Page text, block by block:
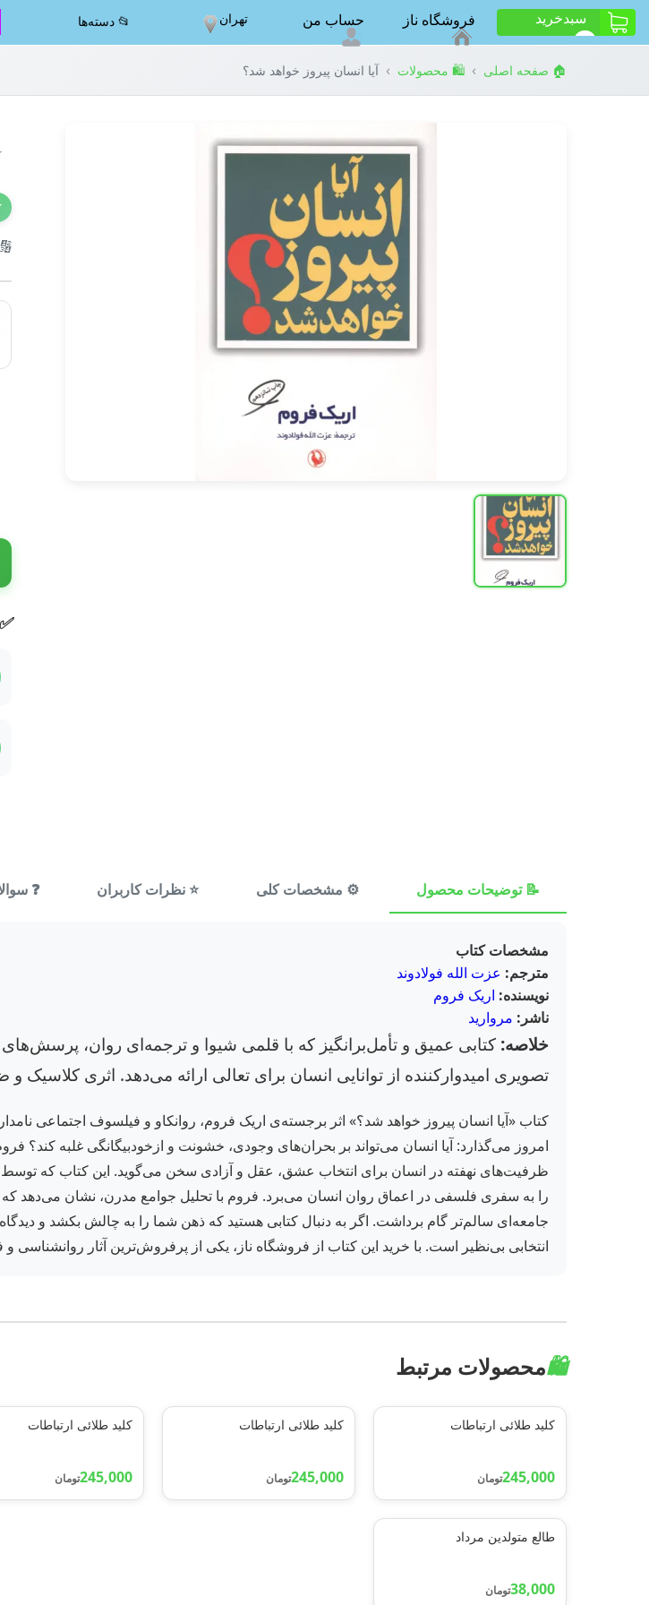
سبد‌خرید فروشگاه ناز حساب من تهران 📂 دسته‌ها
🏠 صفحه اصلی › 🛍️ محصولات › آیا انسان پیروز خواهد شد؟
🔢
✅
📝 توضیحات محصول ⚙️ مشخصات کلی ⭐ نظرات کاربران ❓
مشخصات کتاب
مترجم: عزت الله فولادوند
نویسنده: اریک فروم
ناشر: مروارید
خلاصه: کتابی عمیق و تأمل‌برانگیز که با قلمی شیوا و ترجمه‌ای روان،
تصویری امیدوارکننده از توانایی انسان برای تعالی ارائه می‌دهد. اثری
کتاب «آیا انسان پیروز خواهد شد؟» اثر برجسته‌ی اریک فروم، روانکاو و فیلسوف اجتماعی
امروز می‌گذارد: آیا انسان می‌تواند بر بحران‌های وجودی، خشونت و ازخودبیگانگی غلبه کند؟
را به سفری فلسفی در اعماق روان انسان می‌برد. فروم با تحلیل جوامع مدرن، نشان می‌دهد
جامعه‌ای سالم‌تر گام برداشت. اگر به دنبال کتابی هستید که ذهن شما را به چالش بکشد و
انتخابی بی‌نظیر است. با خرید این کتاب از فروشگاه ناز، یکی از پرفروش‌ترین آثار روانشناسی
🛍️محصولات مرتبط
کلید طلائی ارتباطات
245,000تومان
کلید طلائی ارتباطات
245,000تومان
کلید طلائی ارتباطات
245,000تومان
طالع متولدین مرداد
38,000تومان